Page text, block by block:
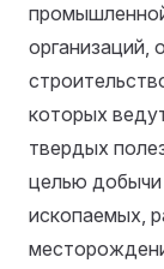
организаций,
которых
твердых
целью
ископаемых,